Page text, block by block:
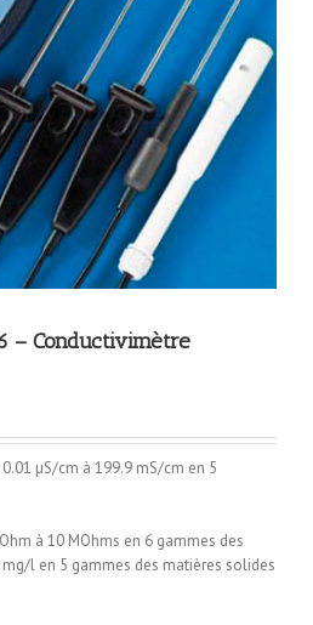
– Conductivimètre
µS/cm à 199.9 mS/cm en 5
à 10 MOhms en 6 gammes des
l en 5 gammes des matières solides